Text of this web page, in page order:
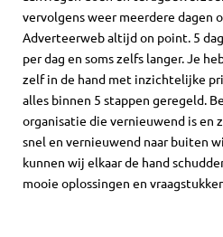
vervolgens weer meerdere dagen
Adverteerweb altijd on point. 5
per dag en soms zelfs langer. Je
zelf in de hand met inzichtelijke
alles binnen 5 stappen geregeld.
organisatie die vernieuwend is en
snel en vernieuwend naar buiten
kunnen wij elkaar de hand
mooie oplossingen en